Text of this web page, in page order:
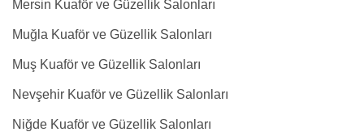
Mersin Kuaför ve Güzellik Salonları
Muğla Kuaför ve Güzellik Salonları
Muş Kuaför ve Güzellik Salonları
Nevşehir Kuaför ve Güzellik Salonları
Niğde Kuaför ve Güzellik Salonları